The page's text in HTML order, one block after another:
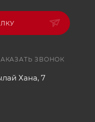
ЗВОНОК
Хана, 7